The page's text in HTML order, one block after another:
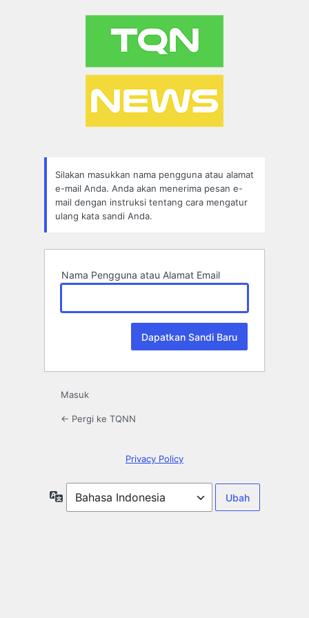
Silakan masukkan nama pengguna atau alamat
e-mail Anda. Anda akan menerima pesan e-
mail dengan instruksi tentang cara mengatur
ulang kata sandi Anda.
Nama Pengguna atau Alamat Email
Masuk
← Pergi ke TQNN
Privacy Policy
Bahasa